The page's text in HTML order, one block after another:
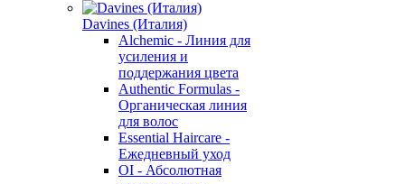
Davines (Италия)
Alchemic - Линия для
усиления и
поддержания цвета
Authentic Formulas -
Органическая линия
для волос
Essential Haircare -
Eжедневный уход
OI - Абсолютная